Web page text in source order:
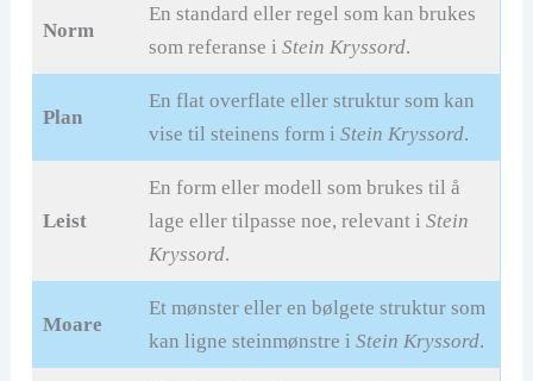
Norm
En standard eller regel som kan brukes
som referanse iStein Kryssord.
Plan
En flat overflate eller struktur som kan
vise til steinens form iStein Kryssord.
Leist
En form eller modell som brukes til å
lage eller tilpasse noe, relevant iStein
Kryssord.
Moare
Et mønster eller en bølgete struktur som
kan ligne steinmønstre iStein Kryssord.